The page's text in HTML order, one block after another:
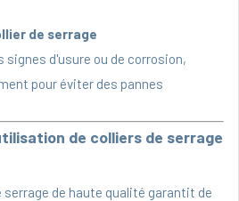
de serrage
signes d'usure ou de corrosion,
pour éviter des pannes
de colliers de serrage
de haute qualité garantit de